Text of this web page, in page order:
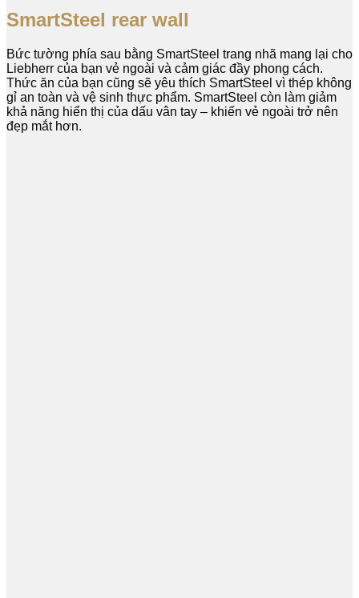
SmartSteel rear wall
Bức tường phía sau bằng SmartSteel trang nhã mang lại cho
Liebherr của bạn vẻ ngoài và cảm giác đầy phong cách.
Thức ăn của bạn cũng sẽ yêu thích SmartSteel vì thép không
gỉ an toàn và vệ sinh thực phẩm. SmartSteel còn làm giảm
khả năng hiển thị của dấu vân tay – khiến vẻ ngoài trở nên
đẹp mắt hơn.